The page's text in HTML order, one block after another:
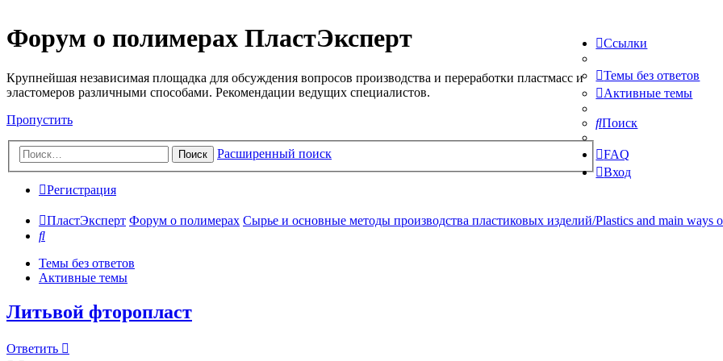
Форум о полимерах ПластЭксперт
Крупнейшая независимая площадка для обсуждения вопросов производства и переработки пластмасс и
эластомеров различными способами. Рекомендации ведущих специалистов.
Пропустить
Поиск Расширенный поиск
Ссылки
Темы без ответов
Активные темы
Поиск
FAQ
Вход
Регистрация
ПластЭксперт Форум о полимерах Сырье и основные методы производства пластиковых изделий/Plastics and main ways
Поиск
Темы без ответов
Активные темы
Литьвой фторопласт
Ответить